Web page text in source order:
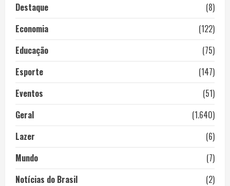
Destaque
(8)
Economia
(122)
Educação
(75)
Esporte
(147)
Eventos
(51)
Geral
(1.640)
Lazer
(6)
Mundo
(7)
Notícias do Brasil
(2)